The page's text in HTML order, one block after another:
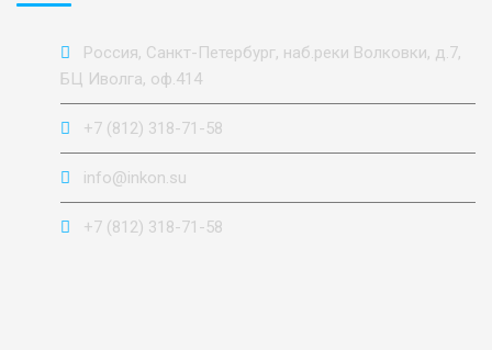
Россия, Санкт-Петербург, наб.реки Волковки, д.7,
БЦ Иволга, оф.414
+7 (812) 318-71-58
info@inkon.su
+7 (812) 318-71-58